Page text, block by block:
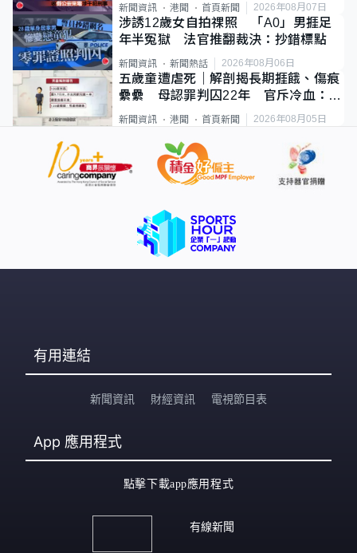
新聞資訊 港聞 首頁新聞 2026年08月07日
涉誘12歲女自拍祼照 「A0」男捱足
年半冤獄 法官推翻裁決：抄錯標點
新聞資訊 新聞熱話 2026年08月06日
五歲童遭虐死｜解剖揭長期捱餓、傷痕
纍纍 母認罪判囚22年 官斥冷血：同
類案最惡劣
新聞資訊 港聞 首頁新聞 2026年08月05日
有用連結
新聞資訊 財經資訊 電視節目表
App 應用程式
點擊下載app應用程式
有線新聞